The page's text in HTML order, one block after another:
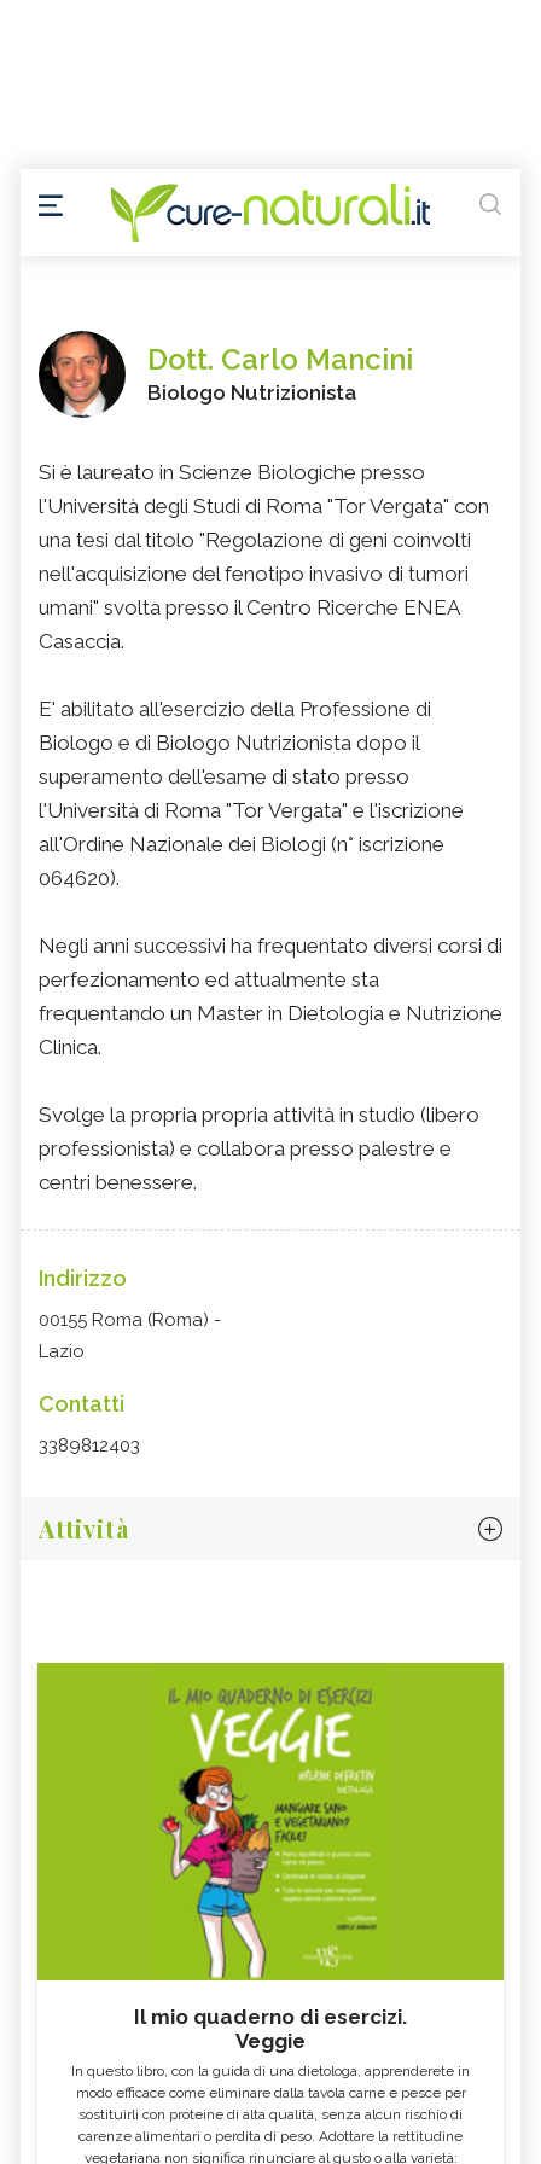
Dott. Carlo Mancini
Biologo Nutrizionista
Si è laureato in Scienze Biologiche presso
l'Università degli Studi di Roma "Tor Vergata" con
una tesi dal titolo "Regolazione di geni coinvolti
nell'acquisizione del fenotipo invasivo di tumori
umani" svolta presso il Centro Ricerche ENEA
Casaccia.
E' abilitato all'esercizio della Professione di
Biologo e di Biologo Nutrizionista dopo il
superamento dell'esame di stato presso
l'Università di Roma "Tor Vergata" e l'iscrizione
all'Ordine Nazionale dei Biologi (n° iscrizione
064620).
Negli anni successivi ha frequentato diversi corsi di
perfezionamento ed attualmente sta
frequentando un Master in Dietologia e Nutrizione
Clinica.
Svolge la propria propria attività in studio (libero
professionista) e collabora presso palestre e
centri benessere.
Indirizzo
00155 Roma (Roma) -
Lazio
Contatti
3389812403
Attività
Il mio quaderno di esercizi.
Veggie
In questo libro, con la guida di una dietologa, apprenderete in
modo efficace come eliminare dalla tavola carne e pesce per
sostituirli con proteine di alta qualità, senza alcun rischio di
carenze alimentari o perdita di peso. Adottare la rettitudine
vegetariana non significa rinunciare al gusto o alla varietà: